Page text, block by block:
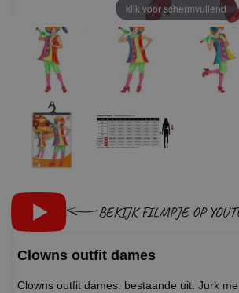
klik voor schermvullend
BEKIJK FILMPJE OP
Clowns outfit dames
Clowns outfit dames. bestaande uit: Jurk